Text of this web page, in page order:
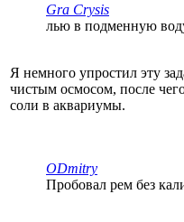
Gra Crysis
лью в подменную
Я немного упростил эту
чистым осмосом, после
соли в аквариумы.
ODmitry
Пробовал рем без